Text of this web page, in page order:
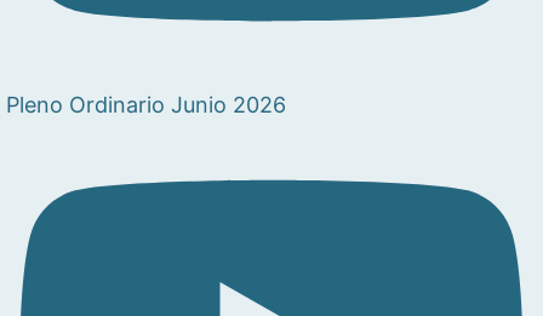
Pleno Ordinario Junio 2026